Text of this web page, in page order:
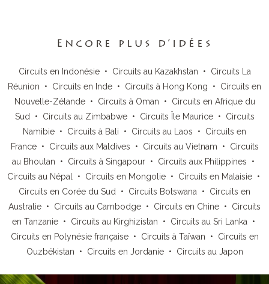
Encore plus d’idées
Circuits en Indonésie• Circuits au Kazakhstan • Circuits La
Réunion • Circuits en Inde • Circuits à Hong Kong • Circuits en
Nouvelle-Zélande• Circuits à Oman • Circuits en Afrique du
Sud • Circuits au Zimbabwe• Circuits Île Maurice• Circuits
Namibie • Circuits à Bali • Circuits au Laos • Circuits en
France• Circuits aux Maldives • Circuits au Vietnam • Circuits
au Bhoutan • Circuits à Singapour • Circuits aux Philippines •
Circuits au Népal
• Circuits en Mongolie• Circuits en Malaisie•
Circuits en Corée du Sud
• Circuits Botswana • Circuits en
Australie • Circuits au Cambodge • Circuits en Chine • Circuits
en Tanzanie• Circuits au Kirghizistan • Circuits au Sri Lanka •
Circuits en Polynésie française• Circuits à Taïwan • Circuits en
Ouzbékistan • Circuits en Jordanie• Circuits au Japon